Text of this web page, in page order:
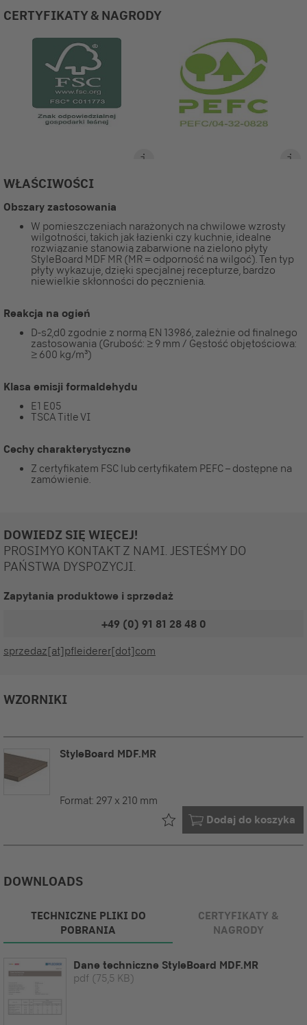
CERTYFIKATY & NAGRODY
WŁAŚCIWOŚCI
Obszary zastosowania
W pomieszczeniach narażonych na chwilowe wzrosty
wilgotności, takich jak łazienki czy kuchnie, idealne
rozwiązanie stanowią zabarwione na zielono płyty
StyleBoard MDF MR (MR = odporność na wilgoć). Ten typ
płyty wykazuje, dzięki specjalnej recepturze, bardzo
niewielkie skłonności do pęcznienia.
Reakcja na ogień
D-s2,d0 zgodnie z normą EN 13986, zależnie od finalnego
zastosowania (Grubość: ≥ 9 mm / Gęstość objętościowa:
≥ 600 kg/m³)
Klasa emisji formaldehydu
E1 E05
TSCA Title VI
Cechy charakterystyczne
Z certyfikatem FSC lub certyfikatem PEFC – dostępne na
zamówienie.
DOWIEDZ SIĘ WIĘCEJ!
PROSIMYO KONTAKT Z NAMI. JESTEŚMY DO
PAŃSTWA DYSPOZYCJI.
Zapytania produktowe i sprzedaż
+49 (0) 91 81 28 48 0
sprzedaz[at]pfleiderer[dot]com
WZORNIKI
StyleBoard MDF.MR
Format: 297 x 210 mm
Dodaj do koszyka
Już w Twoim
DOWNLOADS
TECHNICZNE PLIKI DO
POBRANIA
CERTYFIKATY &
NAGRODY
Dane techniczne StyleBoard MDF.MR
pdf (75,5 KB)